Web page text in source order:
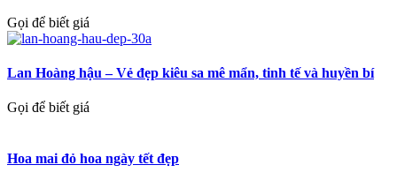
Gọi để biết giá
Lan Hoàng hậu – Vẻ đẹp kiêu sa mê mẩn, tinh tế và huyền bí
Gọi để biết giá
Hoa mai đỏ hoa ngày tết đẹp